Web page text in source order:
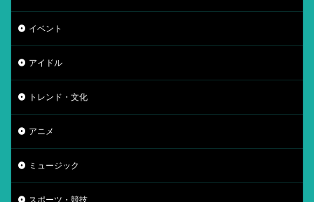
イベント
アイドル
トレンド・文化
アニメ
ミュージック
スポーツ・競技